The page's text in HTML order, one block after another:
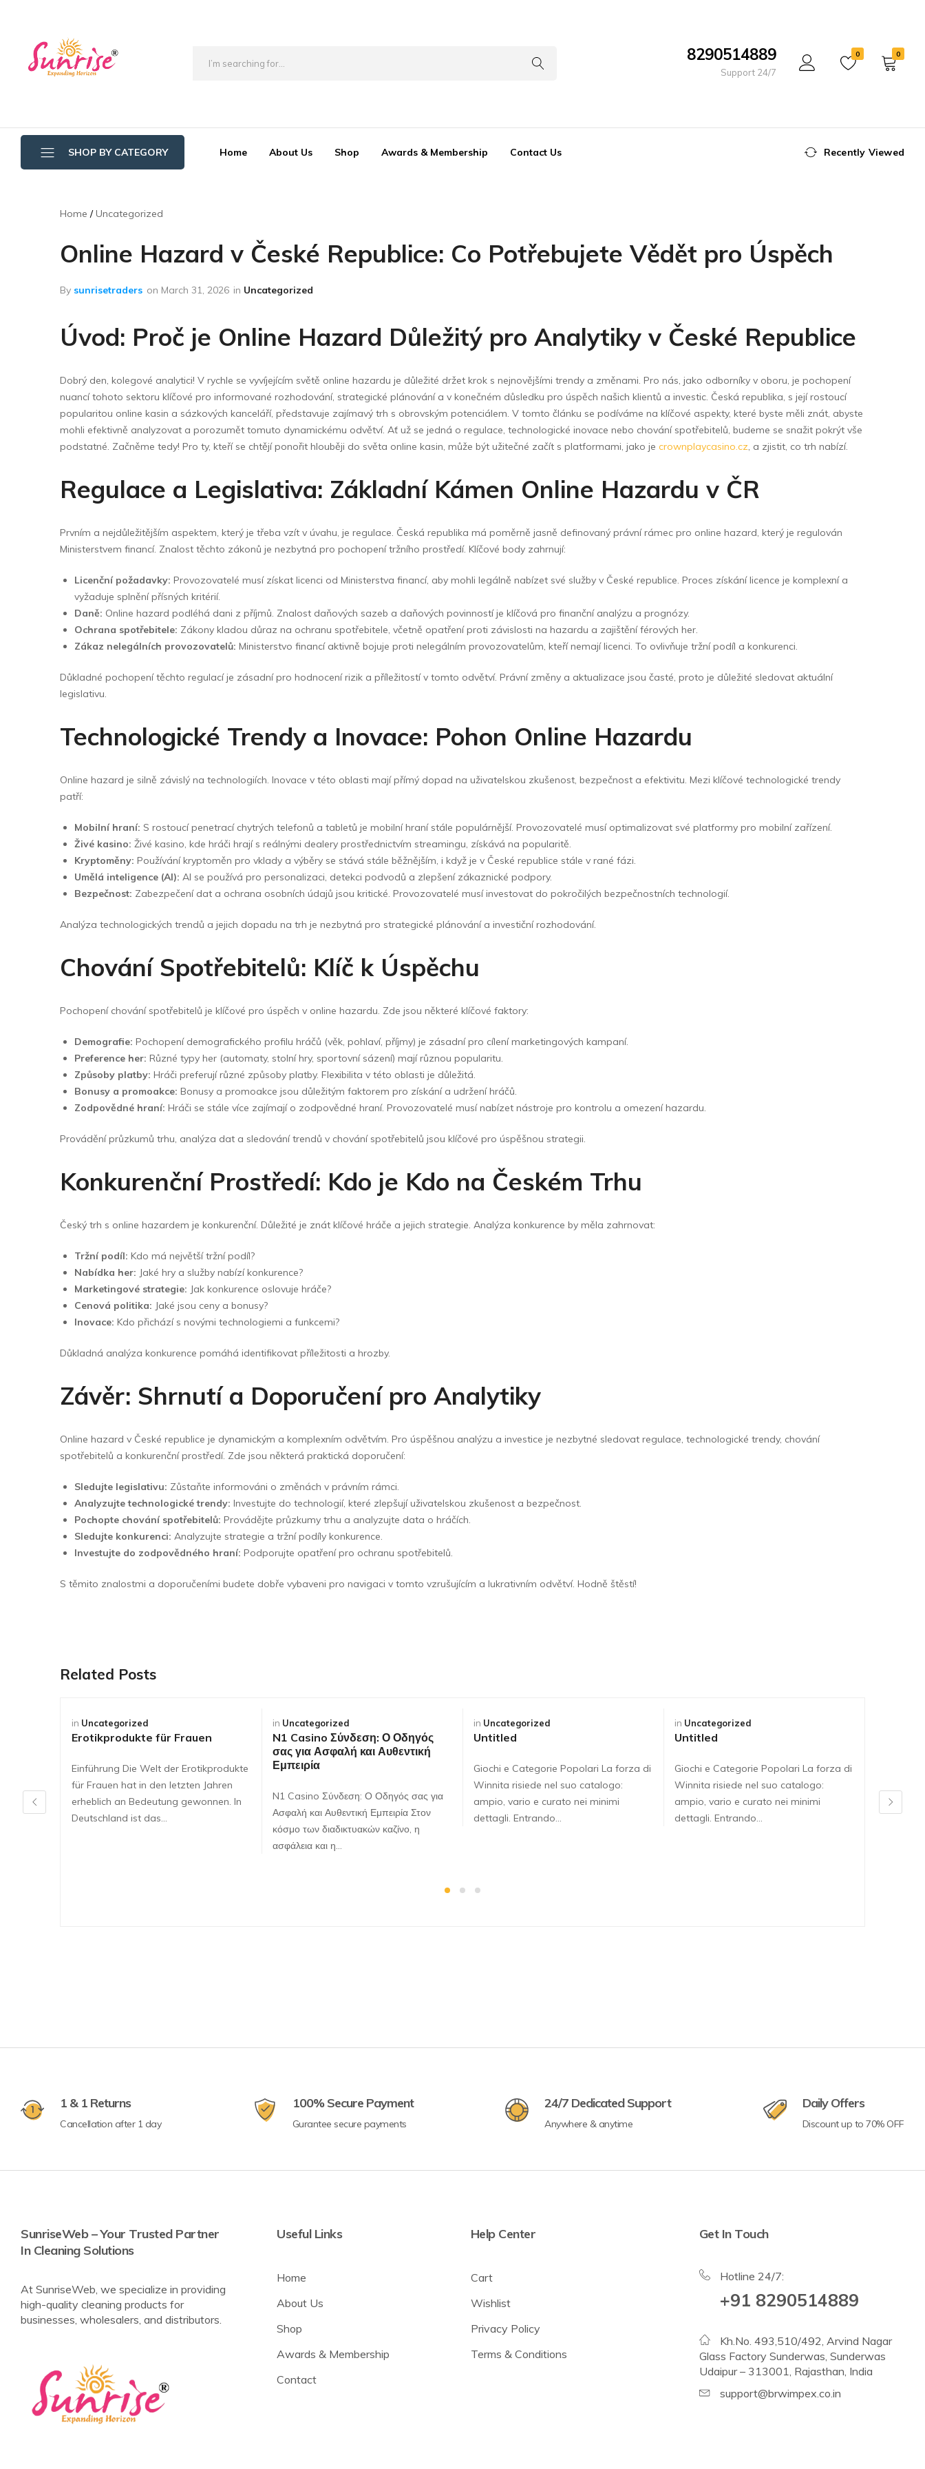
8290514889
Support 24/7
0 0
SHOP BY CATEGORY
Bathroom Wipers
Crystal Mop Sponge Reffil
Dry Mop
Kitchen Wipers
Sponge Mop
Toilet Brushes
Home About Us Shop Awards & Membership Contact Us Recently Viewed
Home Uncategorized
Online Hazard v České Republice: Co Potřebujete Vědět pro Úspěch
By sunrisetraders on March 31, 2026 in Uncategorized
Úvod: Proč je Online Hazard Důležitý pro Analytiky v České Republice
Dobrý den, kolegové analytici! V rychle se vyvíjejícím světě online hazardu je důležité držet krok s nejnovějšími trendy a změnami. Pro nás, jako odborníky v oboru, je pochopení
nuancí tohoto sektoru klíčové pro informované rozhodování, strategické plánování a v konečném důsledku pro úspěch našich klientů a investic. Česká republika, s její rostoucí
popularitou online kasin a sázkových kanceláří, představuje zajímavý trh s obrovským potenciálem. V tomto článku se podíváme na klíčové aspekty, které byste měli znát, abyste
mohli efektivně analyzovat a porozumět tomuto dynamickému odvětví. Ať už se jedná o regulace, technologické inovace nebo chování spotřebitelů, budeme se snažit pokrýt vše
podstatné. Začněme tedy! Pro ty, kteří se chtějí ponořit hlouběji do světa online kasin, může být užitečné začít s platformami, jako je crownplaycasino.cz, a zjistit, co trh nabízí.
Regulace a Legislativa: Základní Kámen Online Hazardu v ČR
Prvním a nejdůležitějším aspektem, který je třeba vzít v úvahu, je regulace. Česká republika má poměrně jasně definovaný právní rámec pro online hazard, který je regulován
Ministerstvem financí. Znalost těchto zákonů je nezbytná pro pochopení tržního prostředí. Klíčové body zahrnují:
Licenční požadavky: Provozovatelé musí získat licenci od Ministerstva financí, aby mohli legálně nabízet své služby v České republice. Proces získání licence je komplexní a
vyžaduje splnění přísných kritérií.
Daně: Online hazard podléhá dani z příjmů. Znalost daňových sazeb a daňových povinností je klíčová pro finanční analýzu a prognózy.
Ochrana spotřebitele: Zákony kladou důraz na ochranu spotřebitele, včetně opatření proti závislosti na hazardu a zajištění férových her.
Zákaz nelegálních provozovatelů: Ministerstvo financí aktivně bojuje proti nelegálním provozovatelům, kteří nemají licenci. To ovlivňuje tržní podíl a konkurenci.
Důkladné pochopení těchto regulací je zásadní pro hodnocení rizik a příležitostí v tomto odvětví. Právní změny a aktualizace jsou časté, proto je důležité sledovat aktuální
legislativu.
Technologické Trendy a Inovace: Pohon Online Hazardu
Online hazard je silně závislý na technologiích. Inovace v této oblasti mají přímý dopad na uživatelskou zkušenost, bezpečnost a efektivitu. Mezi klíčové technologické trendy
patří:
Mobilní hraní: S rostoucí penetrací chytrých telefonů a tabletů je mobilní hraní stále populárnější. Provozovatelé musí optimalizovat své platformy pro mobilní zařízení.
Živé kasino: Živé kasino, kde hráči hrají s reálnými dealery prostřednictvím streamingu, získává na popularitě.
Kryptoměny: Používání kryptoměn pro vklady a výběry se stává stále běžnějším, i když je v České republice stále v rané fázi.
Umělá inteligence (AI): AI se používá pro personalizaci, detekci podvodů a zlepšení zákaznické podpory.
Bezpečnost: Zabezpečení dat a ochrana osobních údajů jsou kritické. Provozovatelé musí investovat do pokročilých bezpečnostních technologií.
Analýza technologických trendů a jejich dopadu na trh je nezbytná pro strategické plánování a investiční rozhodování.
Chování Spotřebitelů: Klíč k Úspěchu
Pochopení chování spotřebitelů je klíčové pro úspěch v online hazardu. Zde jsou některé klíčové faktory:
Demografie: Pochopení demografického profilu hráčů (věk, pohlaví, příjmy) je zásadní pro cílení marketingových kampaní.
Preference her: Různé typy her (automaty, stolní hry, sportovní sázení) mají různou popularitu.
Způsoby platby: Hráči preferují různé způsoby platby. Flexibilita v této oblasti je důležitá.
Bonusy a promoakce: Bonusy a promoakce jsou důležitým faktorem pro získání a udržení hráčů.
Zodpovědné hraní: Hráči se stále více zajímají o zodpovědné hraní. Provozovatelé musí nabízet nástroje pro kontrolu a omezení hazardu.
Provádění průzkumů trhu, analýza dat a sledování trendů v chování spotřebitelů jsou klíčové pro úspěšnou strategii.
Konkurenční Prostředí: Kdo je Kdo na Českém Trhu
Český trh s online hazardem je konkurenční. Důležité je znát klíčové hráče a jejich strategie. Analýza konkurence by měla zahrnovat:
Tržní podíl: Kdo má největší tržní podíl?
Nabídka her: Jaké hry a služby nabízí konkurence?
Marketingové strategie: Jak konkurence oslovuje hráče?
Cenová politika: Jaké jsou ceny a bonusy?
Inovace: Kdo přichází s novými technologiemi a funkcemi?
Důkladná analýza konkurence pomáhá identifikovat příležitosti a hrozby.
Závěr: Shrnutí a Doporučení pro Analytiky
Online hazard v České republice je dynamickým a komplexním odvětvím. Pro úspěšnou analýzu a investice je nezbytné sledovat regulace, technologické trendy, chování
spotřebitelů a konkurenční prostředí. Zde jsou některá praktická doporučení:
Sledujte legislativu: Zůstaňte informováni o změnách v právním rámci.
Analyzujte technologické trendy: Investujte do technologií, které zlepšují uživatelskou zkušenost a bezpečnost.
Pochopte chování spotřebitelů: Provádějte průzkumy trhu a analyzujte data o hráčích.
Sledujte konkurenci: Analyzujte strategie a tržní podíly konkurence.
Investujte do zodpovědného hraní: Podporujte opatření pro ochranu spotřebitelů.
S těmito znalostmi a doporučeními budete dobře vybaveni pro navigaci v tomto vzrušujícím a lukrativním odvětví. Hodně štěstí!
Related Posts
in Uncategorized
Erotikprodukte für Frauen
Einführung Die Welt der Erotikprodukte
für Frauen hat in den letzten Jahren
erheblich an Bedeutung gewonnen. In
Deutschland ist das…
in Uncategorized
N1 Casino Σύνδεση: Ο Οδηγός
σας για Ασφαλή και Αυθεντική
Εμπειρία
N1 Casino Σύνδεση: Ο Οδηγός σας για
Ασφαλή και Αυθεντική Εμπειρία Στον
κόσμο των διαδικτυακών καζίνο, η
ασφάλεια και η…
in Uncategorized
Untitled
Giochi e Categorie Popolari La forza di
Winnita risiede nel suo catalogo:
ampio, vario e curato nei minimi
dettagli. Entrando…
in Uncategorized
Untitled
Giochi e Categorie Popolari La forza di
Winnita risiede nel suo catalogo:
ampio, vario e curato nei minimi
dettagli. Entrando…
ampio,
dettagli.
1 & 1 Returns
Cancellation after 1 day
100% Secure Payment
Gurantee secure payments
24/7 Dedicated Support
Anywhere & anytime
Daily Offers
Discount up to 70% OFF
SunriseWeb – Your Trusted Partner
In Cleaning Solutions
At SunriseWeb, we specialize in providing
high-quality cleaning products for
businesses, wholesalers, and distributors.
Useful Links
Home
About Us
Shop
Awards & Membership
Contact
Help Center
Cart
Wishlist
Privacy Policy
Terms & Conditions
Get In Touch
Hotline 24/7:
+91 8290514889
Kh.No. 493,510/492, Arvind Nagar
Glass Factory Sunderwas, Sunderwas
Udaipur – 313001, Rajasthan, India
support@brwimpex.co.in